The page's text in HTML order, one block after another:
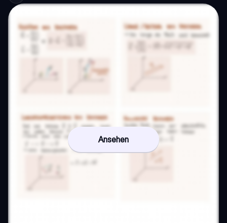
Ansehen